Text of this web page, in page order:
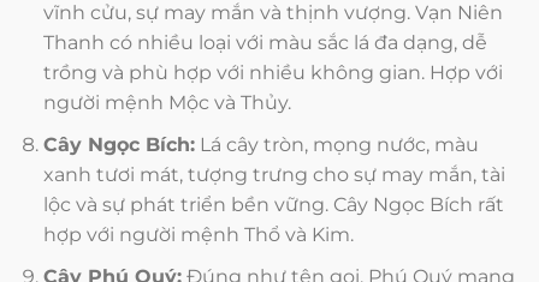
vĩnh cửu, sự may mắn và thịnh vượng. Vạn Niên
Thanh có nhiều loại với màu sắc lá đa dạng, dễ
trồng và phù hợp với nhiều không gian. Hợp với
người mệnh Mộc và Thủy.
Cây Ngọc Bích:Lá cây tròn, mọng nước, màu
xanh tươi mát, tượng trưng cho sự may mắn, tài
lộc và sự phát triển bền vững. Cây Ngọc Bích rất
hợp với người mệnh Thổ và Kim.
Cây Phú Quý:Đúng như tên gọi, Phú Quý mang